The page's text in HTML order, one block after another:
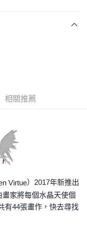
相關推薦
Virtue）2017年新推出
家將每個水晶天使個
有44張畫作，快去尋找